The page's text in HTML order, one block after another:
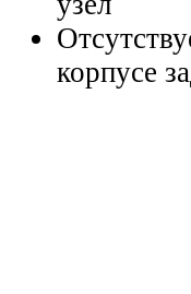
корпусе